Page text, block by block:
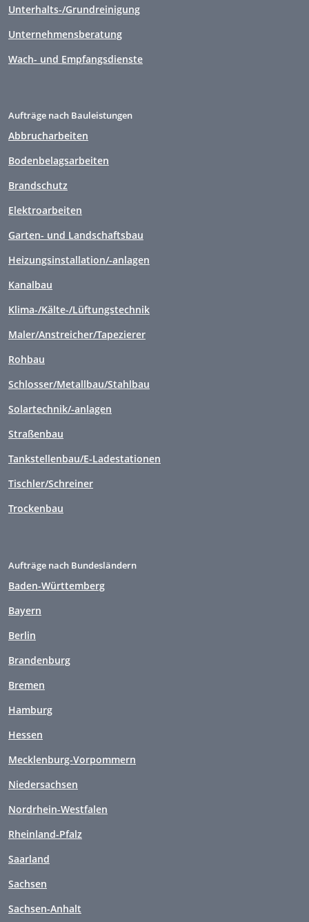
Unterhalts-/Grundreinigung
Unternehmensberatung
Wach- und Empfangsdienste
Aufträge nach Bauleistungen
Abbrucharbeiten
Bodenbelagsarbeiten
Brandschutz
Elektroarbeiten
Garten- und Landschaftsbau
Heizungsinstallation/-anlagen
Kanalbau
Klima-/Kälte-/Lüftungstechnik
Maler/Anstreicher/Tapezierer
Rohbau
Schlosser/Metallbau/Stahlbau
Solartechnik/-anlagen
Straßenbau
Tankstellenbau/E-Ladestationen
Tischler/Schreiner
Trockenbau
Aufträge nach Bundesländern
Baden-Württemberg
Bayern
Berlin
Brandenburg
Bremen
Hamburg
Hessen
Mecklenburg-Vorpommern
Niedersachsen
Nordrhein-Westfalen
Rheinland-Pfalz
Saarland
Sachsen
Sachsen-Anhalt